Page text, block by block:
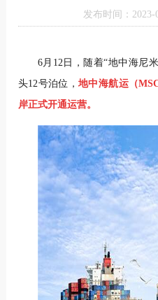
发布时间：2023-
6月12日，随着“地中海尼
头12号泊位，地中海航运（
岸正式开通运营。